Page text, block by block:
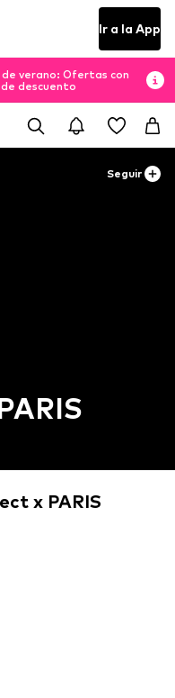
Ir a la App
verano: Ofertas con
descuento
Seguir
x PARIS